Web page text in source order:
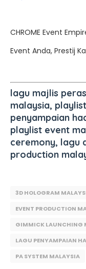
CHROME Event
Event Anda, Prestij
lagu majlis
malaysia,
penyampaian
playlist event
ceremony, lagu
production
3D HOLOGRAM
EVENT PRODUCTION
GIMMICK LAUNCHING
LAGU PENYAMPAIAN
PA SYSTEM MALAYSIA